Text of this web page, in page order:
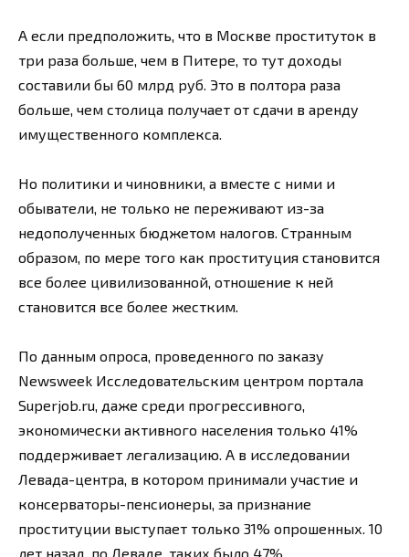
А если предположить, что в Москве проституток в
три раза больше, чем в Питере, то тут доходы
составили бы 60 млрд руб. Это в полтора раза
больше, чем столица получает от сдачи в аренду
имущественного комплекса.
Но политики и чиновники, а вместе с ними и
обыватели, не только не переживают из-за
недополученных бюджетом налогов. Странным
образом, по мере того как проституция становится
все более цивилизованной, отношение к ней
становится все более жестким.
По данным опроса, проведенного по заказу
Newsweek Исследовательским центром портала
Superjob.ru, даже среди прогрессивного,
экономически активного населения только 41%
поддерживает легализацию. А в исследовании
Левада-центра, в котором принимали участие и
консерваторы-пенсионеры, за признание
проституции выступает только 31% опрошенных. 10
лет назад, по Леваде, таких было 47%.